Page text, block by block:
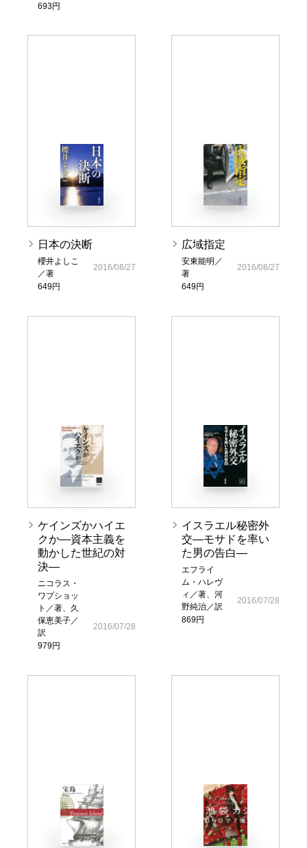
693円
日本の決断
櫻井よしこ
／著
649円
2016/08/27
広域指定
安東能明／
著
649円
2016/08/27
ケインズかハイエ
クか―資本主義を
動かした世紀の対
決―
ニコラス・
ワプショッ
ト／著、久
保恵美子／
訳
979円
2016/07/28
イスラエル秘密外
交―モサドを率い
た男の告白―
エフライ
ム・ハレヴ
ィ／著、河
野純治／訳
869円
2016/07/28